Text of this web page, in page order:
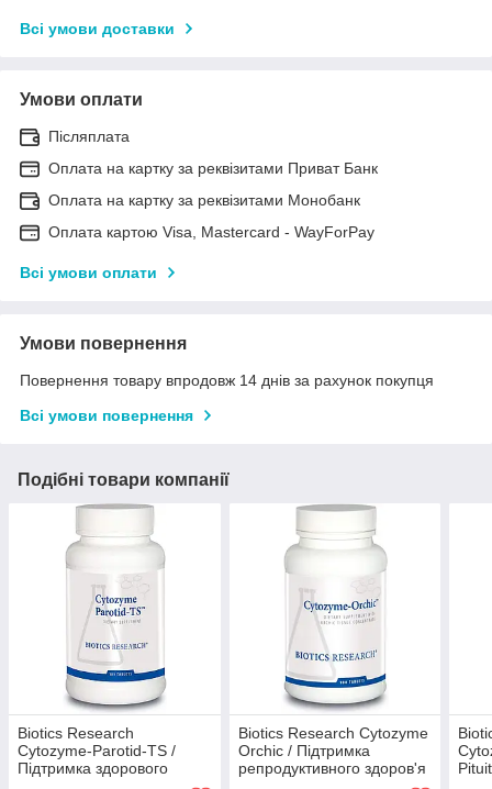
Всі умови доставки
Умови оплати
Післяплата
Оплата на картку за реквізитами Приват Банк
Оплата на картку за реквізитами Монобанк
Оплата картою Visa, Mastercard - WayForPay
Всі умови оплати
Умови повернення
Повернення товару впродовж 14 днів за рахунок покупця
Всі умови повернення
Подібні товари компанії
Biotics Research
Cytozyme-Parotid-TS /
Підтримка здорового
Biotics Research Cytozyme
Orchic / Підтримка
репродуктивного здоров'я